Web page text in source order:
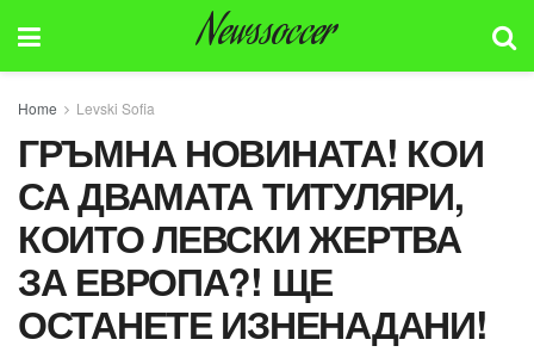
Newssoccer
Home Levski Sofia
ГРЪМНА НОВИНАТА! КОИ
СА ДВАМАТА ТИТУЛЯРИ,
КОИТО ЛЕВСКИ ЖЕРТВА
ЗА ЕВРОПА?! ЩЕ
ОСТАНЕТЕ ИЗНЕНАДАНИ!